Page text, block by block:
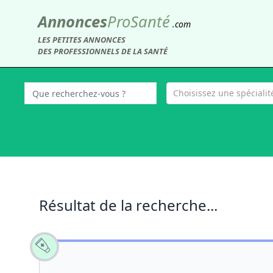
AnnoncesProSanté .com
LES PETITES ANNONCES
DES PROFESSIONNELS DE LA SANTÉ
Choisissez une
Résultat de la recherche...